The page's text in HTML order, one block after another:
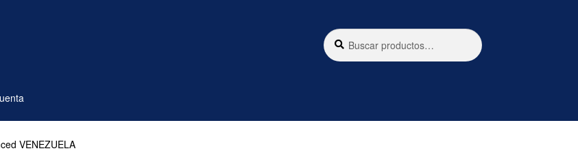
Buscar
por:
Buscar
VENEZUELA